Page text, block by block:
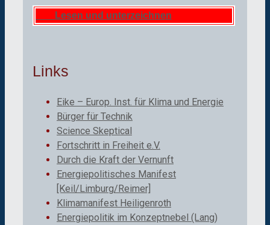
Lesen und unterzeichnen
Links
Eike – Europ. Inst. für Klima und Energie
Bürger für Technik
Science Skeptical
Fortschritt in Freiheit e.V.
Durch die Kraft der Vernunft
Energiepolitisches Manifest
[Keil/Limburg/Reimer]
Klimamanifest Heiligenroth
Energiepolitik im Konzeptnebel (Lang)